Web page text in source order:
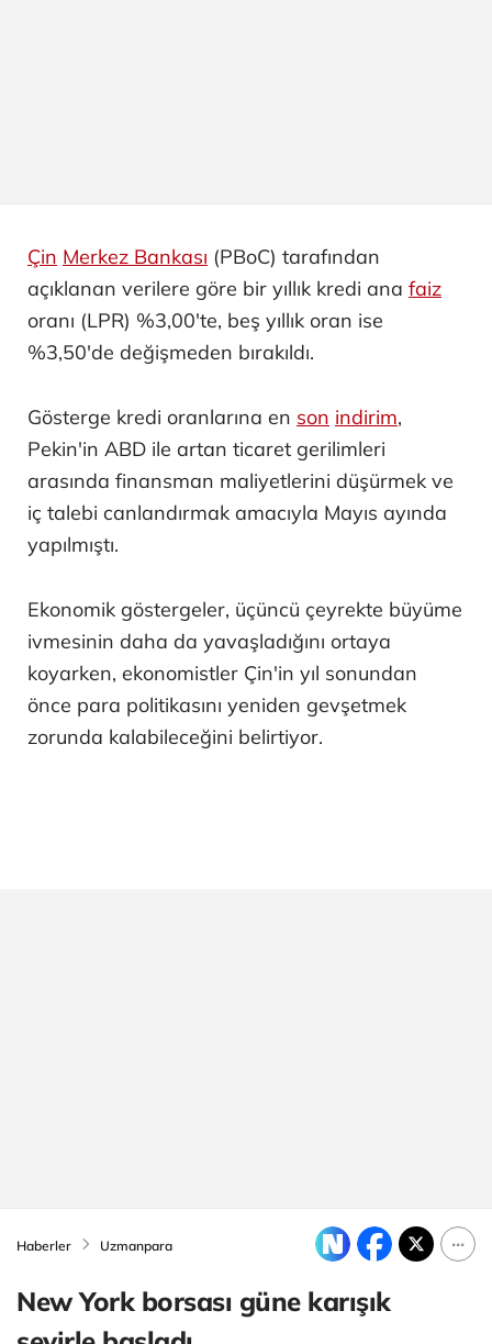
Çin Merkez Bankası (PBoC) tarafından
açıklanan verilere göre bir yıllık kredi ana faiz
oranı (LPR) %3,00'te, beş yıllık oran ise
%3,50'de değişmeden bırakıldı.
Gösterge kredi oranlarına en son indirim,
Pekin'in ABD ile artan ticaret gerilimleri
arasında finansman maliyetlerini düşürmek ve
iç talebi canlandırmak amacıyla Mayıs ayında
yapılmıştı.
Ekonomik göstergeler, üçüncü çeyrekte büyüme
ivmesinin daha da yavaşladığını ortaya
koyarken, ekonomistler Çin'in yıl sonundan
önce para politikasını yeniden gevşetmek
zorunda kalabileceğini belirtiyor.
Haberler Uzmanpara
New York borsası güne karışık